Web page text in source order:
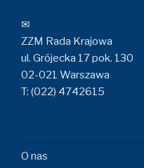
✉
ZZM Rada Krajowa
ul. Grójecka 17 pok. 130
02-021 Warszawa
T: (022) 4742615
O nas